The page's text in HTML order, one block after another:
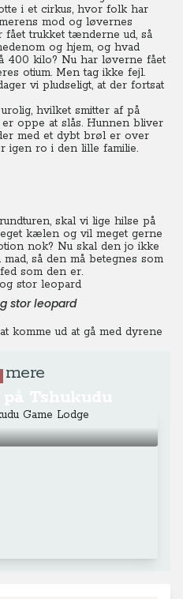
i et cirkus, hvor folk har
mod og løvernes
trukket tænderne ud, så
og hjem, og hvad
400 kilo? Nu har løverne fået
otium. Men tag ikke fejl.
vi pludseligt, at der fortsat
hvilket smitter af på
oppe at slås. Hunnen bliver
med et dybt brøl er over
igen ro i den lille familie.
skal vi lige hilse på
kælen og vil meget gerne
nok? Nu skal den jo ikke
så den må betegnes som
som den er.
stor leopard
komme ud at gå med dyrene